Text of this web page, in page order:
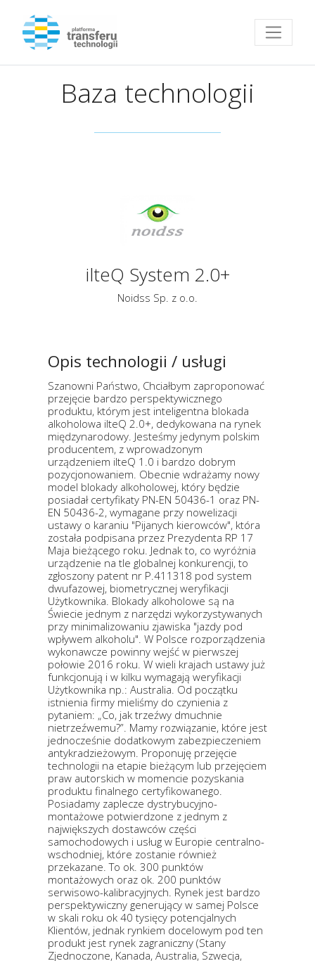
Przejdź do strony głównej
Baza technologii
ilteQ System 2.0+
Noidss Sp. z o.o.
Opis technologii / usługi
Szanowni Państwo, Chciałbym zaproponować
przejęcie bardzo perspektywicznego
produktu, którym jest inteligentna blokada
alkoholowa ilteQ 2.0+, dedykowana na rynek
międzynarodowy. Jesteśmy jedynym polskim
producentem, z wprowadzonym
urządzeniem ilteQ 1.0 i bardzo dobrym
pozycjonowaniem. Obecnie wdrażamy nowy
model blokady alkoholowej, który będzie
posiadał certyfikaty PN-EN 50436-1 oraz PN-
EN 50436-2, wymagane przy nowelizacji
ustawy o karaniu "Pijanych kierowców", która
została podpisana przez Prezydenta RP 17
Maja bieżącego roku. Jednak to, co wyróżnia
urządzenie na tle globalnej konkurencji, to
zgłoszony patent nr P.411318 pod system
dwufazowej, biometrycznej weryfikacji
Użytkownika. Blokady alkoholowe są na
Świecie jednym z narzędzi wykorzystywanych
przy minimalizowaniu zjawiska "jazdy pod
wpływem alkoholu". W Polsce rozporządzenia
wykonawcze powinny wejść w pierwszej
połowie 2016 roku. W wieli krajach ustawy już
funkcjonują i w kilku wymagają weryfikacji
Użytkownika np.: Australia. Od początku
istnienia firmy mieliśmy do czynienia z
pytaniem: „Co, jak trzeźwy dmuchnie
nietrzeźwemu?”. Mamy rozwiązanie, które jest
jednocześnie dodatkowym zabezpieczeniem
antykradzieżowym. Proponuję przejęcie
technologii na etapie bieżącym lub przejęciem
praw autorskich w momencie pozyskania
produktu finalnego certyfikowanego.
Posiadamy zaplecze dystrybucyjno-
montażowe potwierdzone z jednym z
największych dostawców części
samochodowych i usług w Europie centralno-
wschodniej, które zostanie również
przekazane. To ok. 300 punktów
montażowych oraz ok. 200 punktów
serwisowo-kalibracyjnych. Rynek jest bardzo
perspektywiczny generujący w samej Polsce
w skali roku ok 40 tysięcy potencjalnych
Klientów, jednak rynkiem docelowym pod ten
produkt jest rynek zagraniczny (Stany
Zjednoczone, Kanada, Australia, Szwecja,